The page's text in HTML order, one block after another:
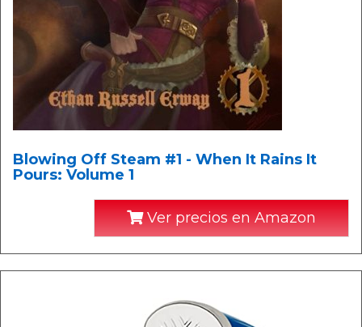
Blowing Off Steam #1 - When It Rains It
Pours: Volume 1
Ver precios en Amazon